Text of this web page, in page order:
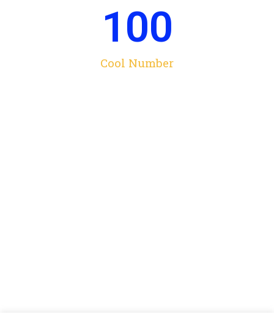
Cool Number
100